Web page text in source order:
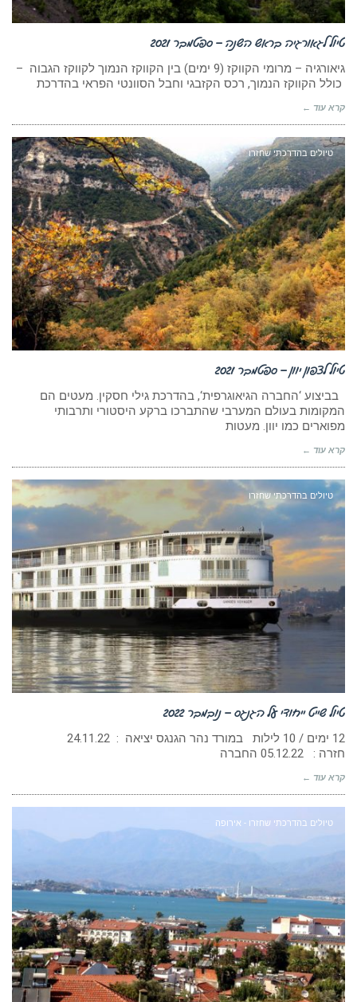
טיול לגאורגיה בראש השנה – ספטמבר 2021
גיאורגיה – מרומי הקווקז (9 ימים) בין הקווקז הנמוך לקווקז הגבוה –
כולל הקווקז הנמוך, רכס הקזבגי וחבל הסוונטי הפראי בהדרכת
קרא עוד ←
טיולים בהדרכתי שחזרו
טיול לצפון יוון – ספטמבר 2021
בביצוע ‘החברה הגיאוגרפית‘, בהדרכת גילי חסקין. מעטים הם
המקומות בעולם המערבי שהתברכו ברקע היסטורי ותרבותי
מפוארים כמו יוון. מעטות
קרא עוד ←
טיולים בהדרכתי שחזרו
טיול שייט ייחודי על הגנגס – נובמבר 2022
חזרה : 05.12.22 החברה
קרא עוד ←
טיולים בהדרכתי שחזרו - אירופה